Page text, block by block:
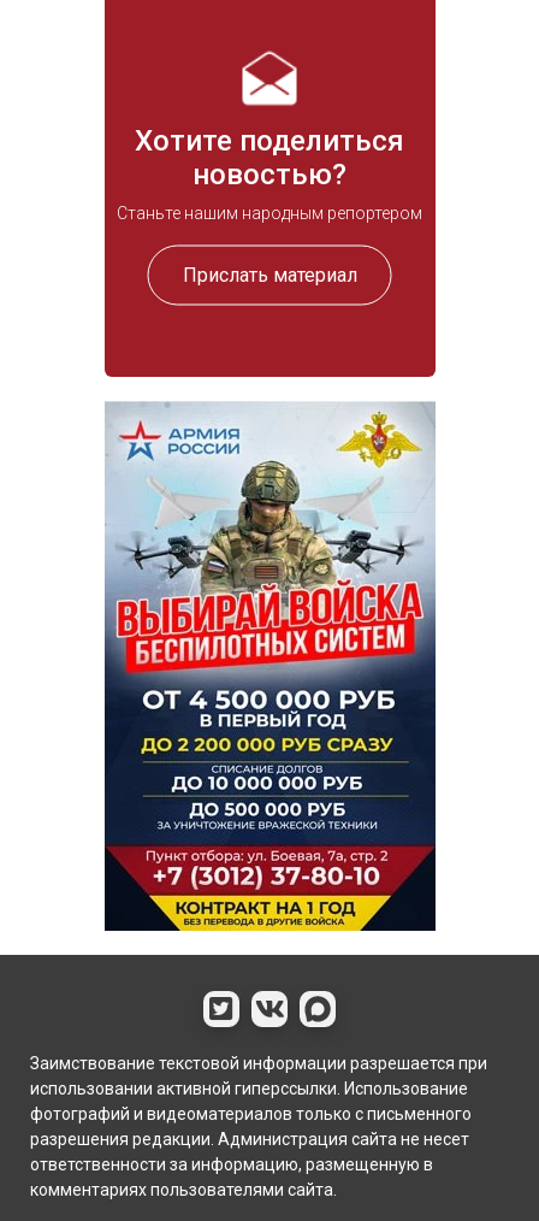
Хотите поделиться
новостью?
Станьте нашим народным репортером
Прислать материал
Заимствование текстовой информации разрешается при
использовании активной гиперссылки. Использование
фотографий и видеоматериалов только с письменного
разрешения редакции. Администрация сайта не несет
ответственности за информацию, размещенную в
комментариях пользователями сайта.